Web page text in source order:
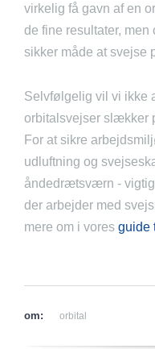
virkelig få gavn af en
de fine resultater, men
sikker måde at svejse
Selvfølgelig vil vi ikke
orbitalsvejser slækker
For at sikre
udluftning og
åndedrætsværn -
der arbejder med
mere om i vores guide
om: orbital